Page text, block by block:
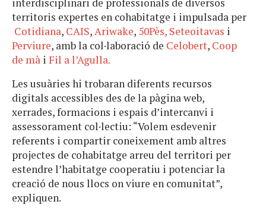
territoris expertes en cohabitatge i impulsada per
Cotidiana, CAIS,Ariwake, 50Pès, Seteoitavas i
Perviure, amb la col·laboració de Celobert, Coop
de mà i Fil a l’Agulla.
Les usuàries hi trobaran diferents recursos
digitals accessibles des de la pàgina web,
xerrades, formacions i espais d’intercanvi i
assessorament col·lectiu: “Volem esdevenir
referents i compartir coneixement amb altres
projectes de cohabitatge arreu del territori per
estendre l’habitatge cooperatiu i potenciar la
creació de nous llocs on viure en comunitat”,
expliquen.